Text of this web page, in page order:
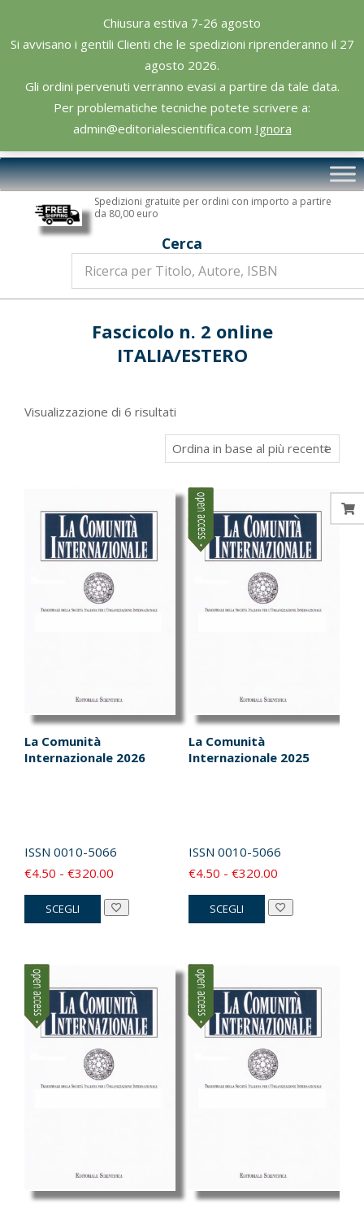
Chiusura estiva 7-26 agosto
Si avvisano i gentili Clienti che le spedizioni riprenderanno il 27
agosto 2026.
Gli ordini pervenuti verranno evasi a partire da tale data.
Per problematiche tecniche potete scrivere a:
admin@editorialescientifica.com Ignora
content
Editoriale
Scientifica
Primary
Navigation
Spedizioni gratuite per ordini con importo a partire
da 80,00 euro
Cerca
Fascicolo n. 2 online
ITALIA/ESTERO
Visualizzazione di 6 risultati
in
base
più
recente
La Comunità
Internazionale 2026
ISSN 0010-5066
€4.50 - €320.00
prezzo:
€320.00
SCEGLI
Questo
prodotto
varianti.
Le
opzioni
possono
essere
scelte
prodotto
La Comunità
Internazionale 2025
ISSN 0010-5066
€4.50 - €320.00Fascia
prezzo:
€320.00
SCEGLI
Questo
prodotto
varianti.
Le
opzioni
possono
essere
scelte
prodotto